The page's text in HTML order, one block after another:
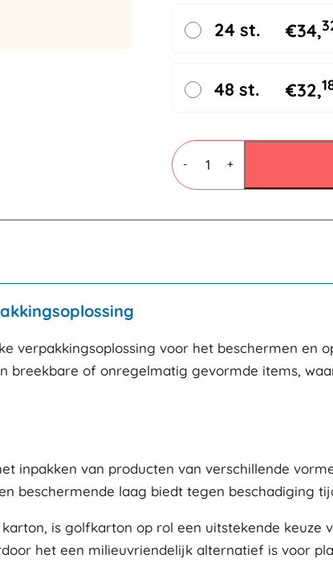
24 st. €34,
48 st. €32,
-
Golfkarton
Rol
150cmx70mtr
aantal
+
verpakkingsoplossing voor het beschermen en
breekbare of onregelmatig gevormde items,
inpakken van producten van verschillende
beschermende laag biedt tegen beschadiging
is golfkarton op rol een uitstekende
het een milieuvriendelijk alternatief is voor